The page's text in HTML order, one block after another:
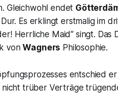
Gleichwohl endet
Dur. Es erklingt erstmalig im
Herrliche Maid“ singt. Das
vonWagners Philosophie.
entschied
trüber Verträge